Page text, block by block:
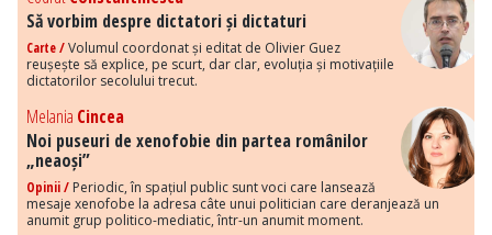
Să vorbim despre dictatori și dictaturi
Carte /Volumul coordonat și editat de Olivier Guez
reușește să explice, pe scurt, dar clar, evoluția și motivațiile
dictatorilor secolului trecut.
Melania Cincea
Noi puseuri de xenofobie din partea românilor
„neaoși”
Opinii / Periodic, în spațiul public sunt voci care lansează
mesaje xenofobe la adresa câte unui politician care deranjează un
anumit grup politico-mediatic, într-un anumit moment.